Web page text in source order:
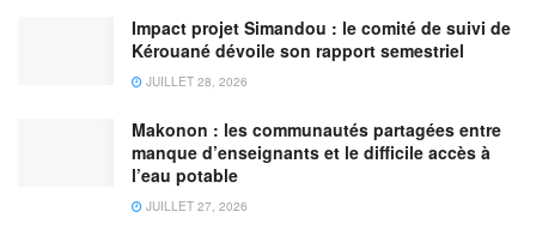
Impact projet Simandou : le comité de suivi de
Kérouané dévoile son rapport semestriel
JUILLET 28, 2026
Makonon : les communautés partagées entre
manque d’enseignants et le difficile accès à
l’eau potable
JUILLET 27, 2026